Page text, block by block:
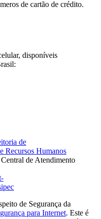
de cartão de crédito.
disponíveis
de
Recursos Humanos
de Atendimento
de Segurança da
para Internet. Este é